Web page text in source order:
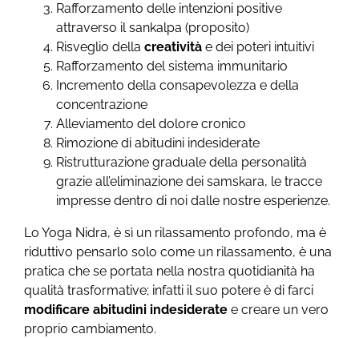
Rafforzamento delle intenzioni positive
attraverso il sankalpa (proposito)
Risveglio della creatività e dei poteri intuitivi
Rafforzamento del sistema immunitario
Incremento della consapevolezza e della
concentrazione
Alleviamento del dolore cronico
Rimozione di abitudini indesiderate
Ristrutturazione graduale della personalità
grazie all’eliminazione dei samskara, le tracce
impresse dentro di noi dalle nostre esperienze.
Lo Yoga Nidra, è sì un rilassamento profondo, ma è
riduttivo pensarlo solo come un rilassamento, è una
pratica che se portata nella nostra quotidianità ha
qualità trasformative; infatti il suo potere è di farci
modificare abitudini indesiderate e creare un vero
proprio cambiamento.